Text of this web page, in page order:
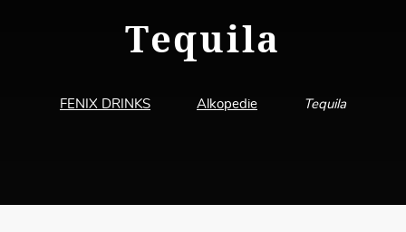
Tequila
FENIX DRINKS Alkopedie Tequila